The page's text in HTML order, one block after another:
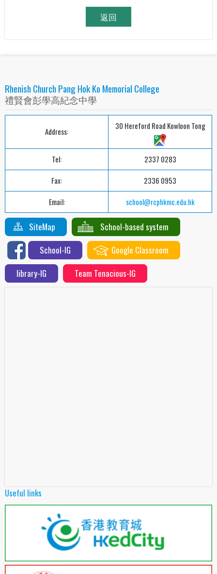
返回
Rhenish Church Pang Hok Ko Memorial College
禮賢會彭學高紀念中學
Address:
30 Hereford Road Kowloon Tong
Tel:
2337 0283
Fax:
2336 0953
Email:
school@rcphkmc.edu.hk
SiteMap
School-based system
School-IG
Google Classroom
library-IG
Team Tenacious-IG
Useful links